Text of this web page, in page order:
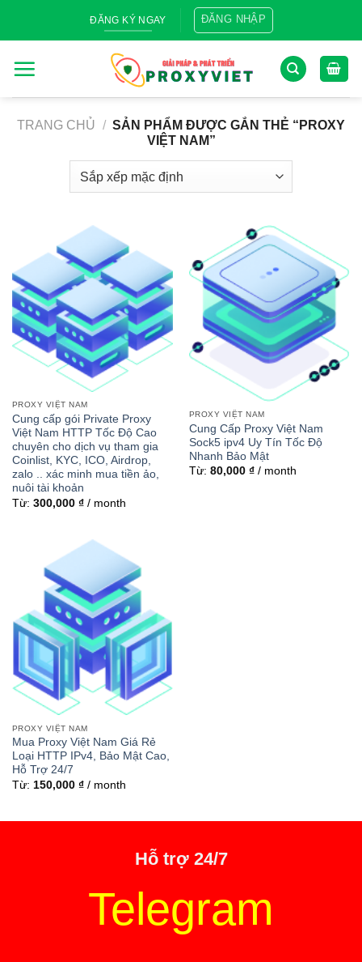
ĐĂNG KÝ NGAY ĐĂNG NHẬP
TRANG CHỦ / SẢN PHẨM ĐƯỢC GẮN THẺ “PROXY
VIỆT NAM”
PROXY VIỆT NAM
Cung cấp gói Private Proxy
Việt Nam HTTP Tốc Độ Cao
chuyên cho dịch vụ tham gia
Coinlist, KYC, ICO, Airdrop,
zalo .. xác minh mua tiền ảo,
nuôi tài khoản
Từ: 300,000 ₫ / month
PROXY VIỆT NAM
Cung Cấp Proxy Việt Nam
Sock5 ipv4 Uy Tín Tốc Độ
Nhanh Bảo Mật
Từ: 80,000 ₫ / month
PROXY VIỆT NAM
Mua Proxy Việt Nam Giá Rẻ
Loại HTTP IPv4, Bảo Mật Cao,
Hỗ Trợ 24/7
Từ: 150,000 ₫ / month
Hỗ trợ 24/7
Telegram